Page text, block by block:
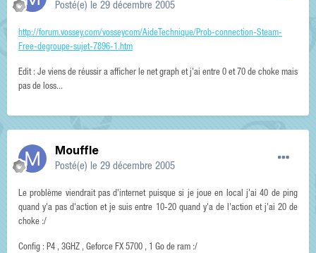
Posté(e) le 29 décembre 2005
http://forum.vossey.com/vosseycom/AideTechnique/Prob-connection-Steam-
Free-degroupe-sujet-7896-1.htm
Edit : Je viens de réussir a afficher le net graph et j'ai entre 0 et 70 de choke mais
pas de loss...
Mouffle
Posté(e) le 29 décembre 2005
Le problème viendrait pas d'internet puisque si je joue en local j'ai 40 de ping
quand y'a pas d'action et je suis entre 10-20 quand y'a de l'action et j'ai 20 de
choke :/
Config : P4 , 3GHZ , Geforce FX 5700 , 1 Go de ram :/